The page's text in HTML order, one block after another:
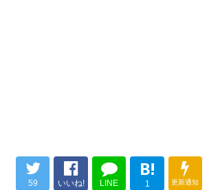
(ide_sdmmagazine)2017, 4月
59 いいね! LINE
B!
1 更新通知